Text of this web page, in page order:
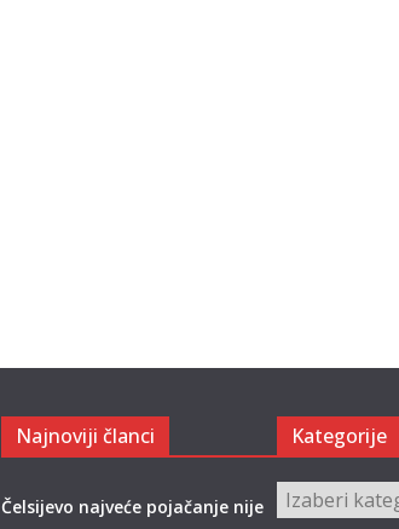
Najnoviji članci
Čelsijevo najveće pojačanje nije
Kategorije
Kategorije